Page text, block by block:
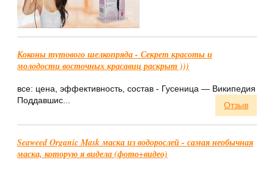
Коконы тутового шелкопряда - Секрет красоты и
молодости восточных красавиц раскрыт )))
все: цена, эффективность, состав - Гусеница — Википедия
Поддавшис...
Отзыв
Seaweed Organic Mask маска из водорослей - самая необычная
маска, которую я видела (фото+видео)